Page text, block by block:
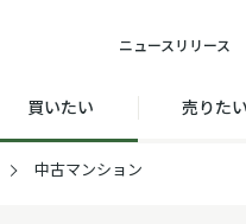
ニュース リリース
買いたい 売りたい
中古マンション